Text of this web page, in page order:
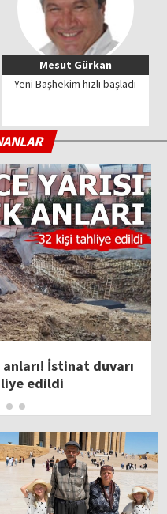
Mesut Gürkan
Yeni Başhekim hızlı başladı
anları! İstinat duvarı
edildi